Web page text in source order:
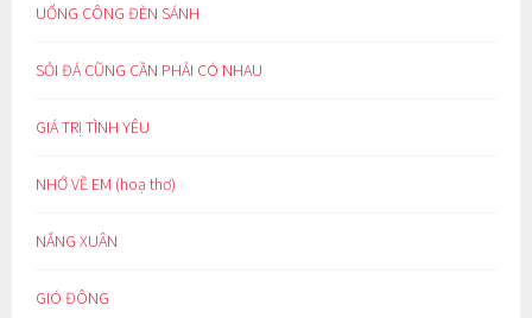
UỔNG CÔNG ĐÈN SÁNH
SỎI ĐÁ CŨNG CẦN PHẢI CÓ NHAU
GIÁ TRỊ TÌNH YÊU
NHỚ VỀ EM (hoạ thơ)
NẮNG XUÂN
GIÓ ĐÔNG